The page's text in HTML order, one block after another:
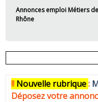
Annonces emploi Métiers
Rhône
!! Nouvelle rubrique:
Déposez votre